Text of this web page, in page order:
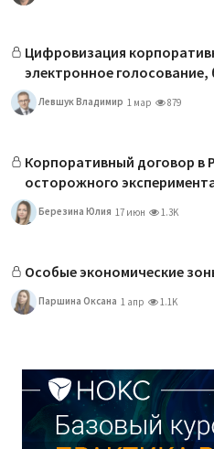
Цифровизация
электронное голосование,
Левшук Владимир 1 мар 879
Корпоративный договор в
осторожного
Березина Юлия 17 июн 1.3K
Особые экономические
Паршина Оксана 1 апр 1.1K